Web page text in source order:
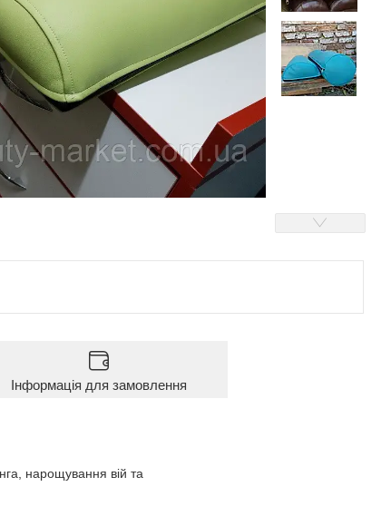
Інформація для замовлення
нарощування вій та